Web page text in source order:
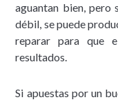
aguantan bien, pero
débil, se puede
reparar para que
resultados.
Si apuestas por un